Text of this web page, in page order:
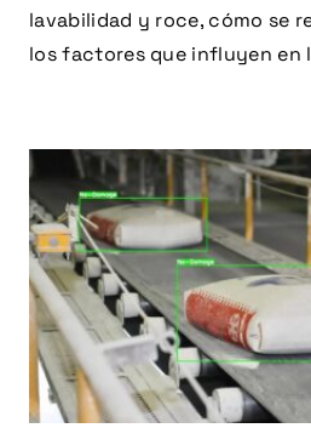
lavabilidad y roce, cómo se
los factores que influyen en